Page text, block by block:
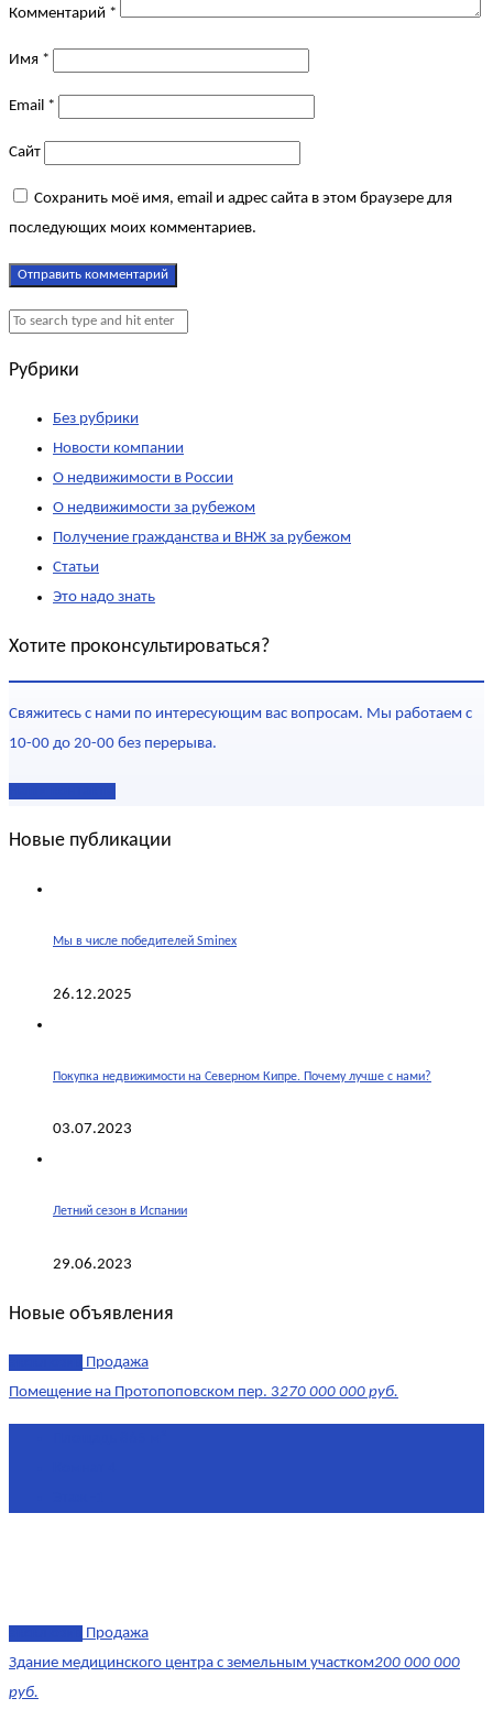
Комментарий *
Имя *
Email *
Сайт
Сохранить моё имя, email и адрес сайта в этом браузере для
последующих моих комментариев.
Рубрики
Без рубрики
Новости компании
О недвижимости в России
О недвижимости за рубежом
Получение гражданства и ВНЖ за рубежом
Статьи
Это надо знать
Хотите проконсультироваться?
Свяжитесь с нами по интересующим вас вопросам. Мы работаем с
10-00 до 20-00 без перерыва.
Новые публикации
Мы в числе победителей Sminex
26.12.2025
Покупка недвижимости на Северном Кипре. Почему лучше с нами?
03.07.2023
Летний сезон в Испании
29.06.2023
Новые объявления
Продажа
Помещение на Протопоповском пер. 3270 000 000 руб.
Продажа
Здание медицинского центра с земельным участком200 000 000
руб.